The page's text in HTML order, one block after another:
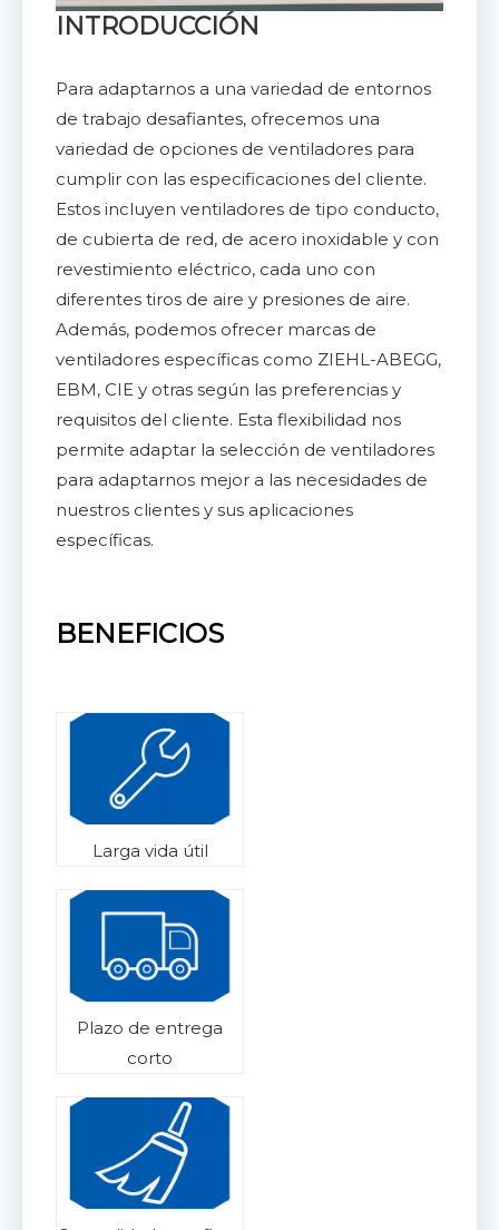
INTRODUCCIÓN
Para adaptarnos a una variedad de entornos
de trabajo desafiantes, ofrecemos una
variedad de opciones de ventiladores para
cumplir con las especificaciones del cliente.
Estos incluyen ventiladores de tipo conducto,
de cubierta de red, de acero inoxidable y con
revestimiento eléctrico, cada uno con
diferentes tiros de aire y presiones de aire.
Además, podemos ofrecer marcas de
ventiladores específicas como ZIEHL-ABEGG,
EBM, CIE y otras según las preferencias y
requisitos del cliente. Esta flexibilidad nos
permite adaptar la selección de ventiladores
para adaptarnos mejor a las necesidades de
nuestros clientes y sus aplicaciones
específicas.
BENEFICIOS
Larga vida útil
Plazo de entrega
corto